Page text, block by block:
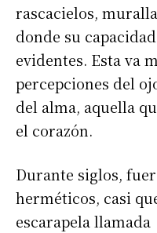
rascacielos,
donde su
evidentes. Esta va
percepciones del
del alma, aquella
el corazón.
Durante siglos,
herméticos, casi
escarapela llamada